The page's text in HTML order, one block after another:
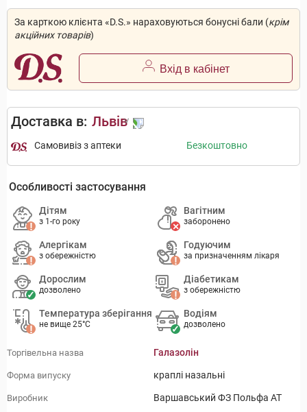
За карткою клієнта «D.S.» нараховуються бонусні бали (крім
акційних товарів)
Вхід в кабінет
Доставка в: Львів
Самовивіз з аптеки Безкоштовно
Особливості застосування
Дітям
з 1-го року
Вагітним
заборонено
Алергікам
з обережністю
Годуючим
за призначенням лікаря
Дорослим
дозволено
Діабетикам
з обережністю
Температура зберігання
не вище 25°C
Водіям
дозволено
Торгівельна назва Галазолін
Форма випуску краплі назальні
Виробник Варшавський ФЗ Польфа АТ